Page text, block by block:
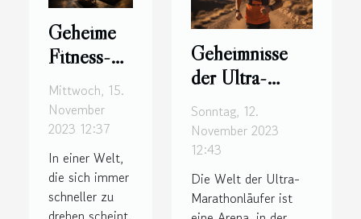
Geheime
Fitness-
Oasen in
der Stadt
Mittwoch, 15.
November
2023 12:37
In einer Welt,
die sich immer
schneller zu
Geheimnisse
der Ultra-
Marathonläufer:
Ausdauer
jenseits der
Grenzen
Sonntag, 12.
November 2023
12:43
Die Welt der Ultra-
Marathonläufer ist